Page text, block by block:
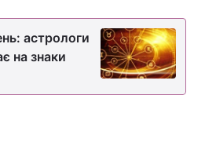
астрологи
на знаки